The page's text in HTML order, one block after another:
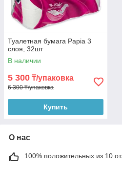
Туалетная бумага Papia 3
слоя, 32шт
В наличии
5 300 ₸/упаковка
6 300 ₸/упаковка
Купить
О нас
100% положительных из 10